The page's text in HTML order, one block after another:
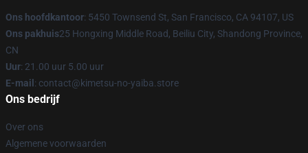
Ons hoofdkantoor: 5450 Townsend St, San Francisco, CA 94107, US
Ons pakhuis25 Hongxing Middle Road, Beiliu City, Shandong Province,
CN
Uur: 21.00 uur 5.00 uur
E-mail : contact@kimetsu-no-yaiba.store
Ons bedrijf
Over ons
Algemene voorwaarden